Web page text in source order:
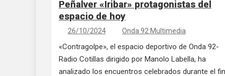
Peñalver «Iribar» protagonistas del
espacio de hoy
26/10/2024 Onda 92 Multimedia
«Contragolpe», el espacio deportivo de Onda 92-
Radio Cotillas dirigido por Manolo Labella, ha
analizado los encuentros celebrados durante el fin